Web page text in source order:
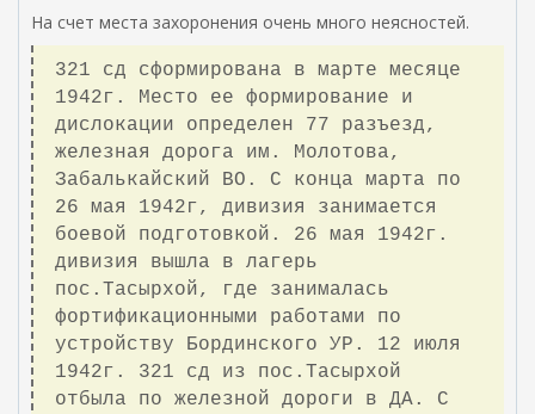
н
е
ш
н
я
я
с
с
ы
к
а
)
На счет места захоронения очень много неясностей.
321 сд сформирована в марте месяце
1942г. Место ее формирование и
дислокации определен 77 разъезд,
железная дорога им. Молотова,
Забалькайский ВО. С конца марта по
26 мая 1942г, дивизия занимается
боевой подготовкой. 26 мая 1942г.
дивизия вышла в лагерь
пос.Тасырхой, где занималась
фортификационными работами по
устройству Бординского УР. 12 июля
1942г. 321 сд из пос.Тасырхой
отбыла по железной дороги в ДА. С